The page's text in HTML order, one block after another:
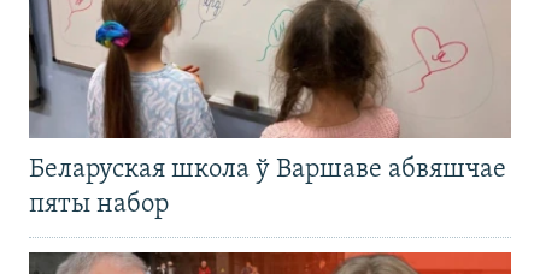
Беларуская школа ў Варшаве абвяшчае
пяты набор